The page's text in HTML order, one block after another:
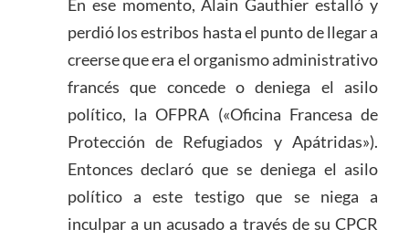
En ese momento, Alain Gauthier estalló y
perdió los estribos hasta el punto de llegar a
creerse que era el organismo administrativo
francés que concede o deniega el asilo
político, la OFPRA («Oficina Francesa de
Protección de Refugiados y Apátridas»).
Entonces declaró que se deniega el asilo
político a este testigo que se niega a
inculpar a un acusado a través de su CPCR